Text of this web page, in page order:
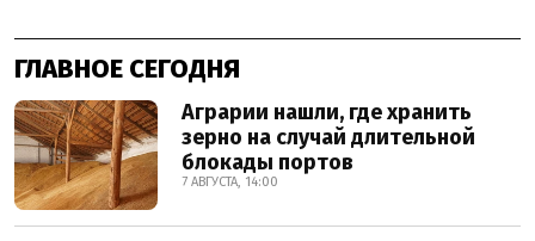
ГЛАВНОЕ СЕГОДНЯ
Аграрии нашли, где хранить
зерно на случай длительной
блокады портов
7 АВГУСТА, 14:00